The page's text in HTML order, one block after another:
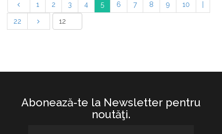
1 2 3 4 5 6 7 8 9 10
22
Abonează-te la Newsletter pentru
noutăţi.